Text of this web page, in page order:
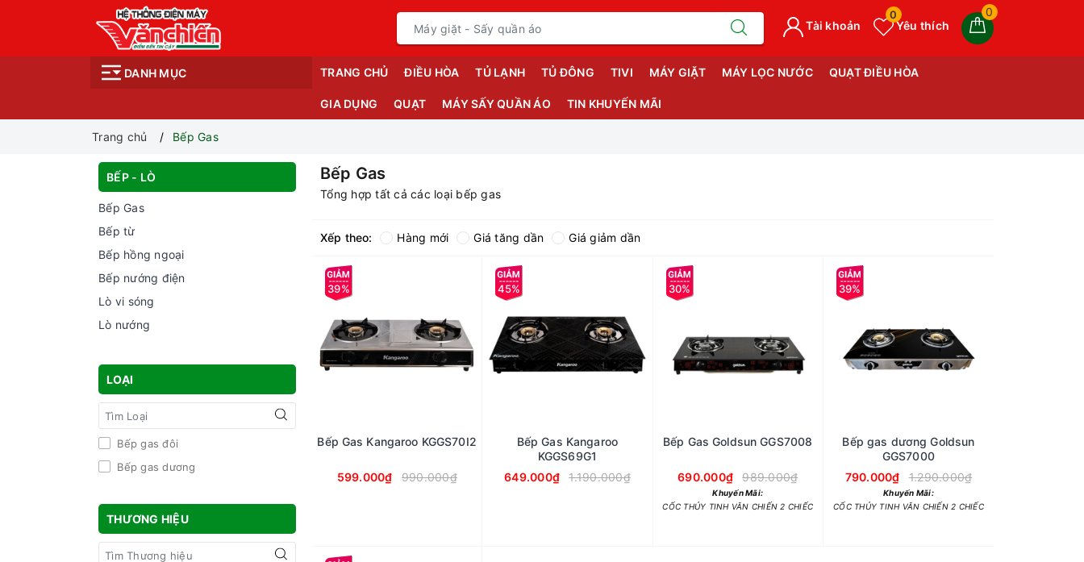
0
Yêu thích
0
Tài khoản
DANH MỤC TRANG CHỦ ĐIỀU HÒA TỦ LẠNH TỦ ĐÔNG TIVI MÁY GIẶT MÁY LỌC NƯỚC QUẠT ĐIỀU HÒA
GIA DỤNG QUẠT MÁY SẤY QUẦN ÁO TIN KHUYẾN MÃI
Trang chủ Bếp Gas
BẾP - LÒ
Bếp Gas
Bếp từ
Bếp hồng ngoại
Bếp nướng điện
Lò vi sóng
Lò nướng
LOẠI
Bếp gas đôi
Bếp gas dương
THƯƠNG HIỆU
Bếp Gas
Tổng hợp tất cả các loại bếp gas
Xếp theo: Hàng mới Giá tăng dần Giá giảm dần
39%
Bếp Gas Kangaroo KGGS70I2
599.000₫ 990.000₫
45%
Bếp Gas Kangaroo
KGGS69G1
649.000₫
1.190.000₫
30%
Bếp Gas Goldsun GGS7008
690.000₫ 989.000₫
Khuyến Mãi:
CỐC THỦY TINH VĂN CHIẾN 2 CHIẾC
39%
Bếp gas dương Goldsun
GGS7000
790.000₫
1.290.000₫
Khuyến Mãi:
CỐC THỦY TINH VĂN CHIẾN 2 CHIẾC